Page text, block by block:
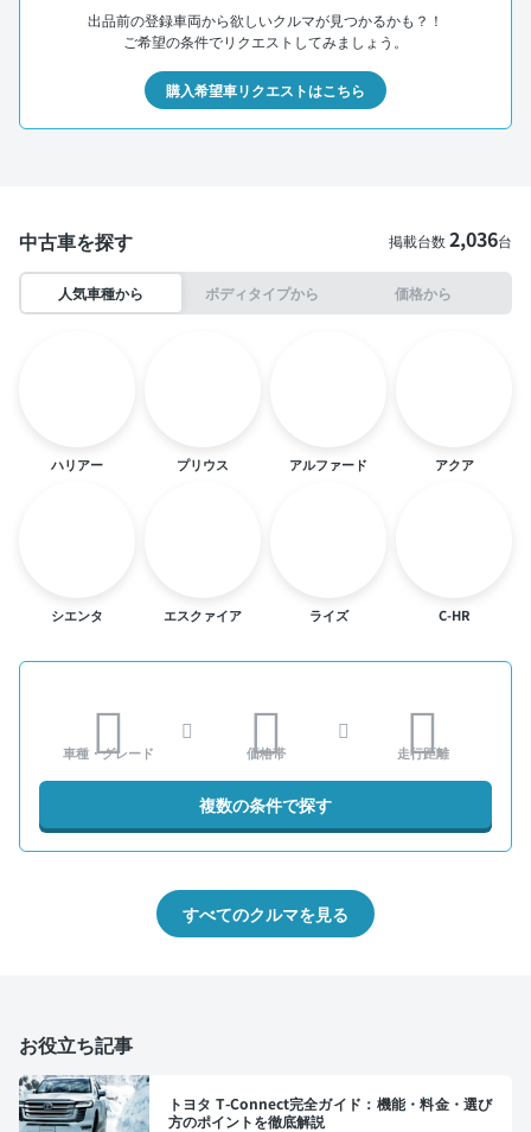
出品前の登録車両から欲しいクルマが見つかるかも？！
ご希望の条件でリクエストしてみましょう。
購入希望車リクエストはこちら
中古車を探す 掲載台数2,036台
人気車種から ボディタイプから 価格から
ハリアー プリウス アルファード アクア
シエンタ エスクァイア ライズ C-HR
車種・グレード 価格帯 走行距離
複数の条件で探す
すべてのクルマを見る
お役立ち記事
トヨタ T-Connect完全ガイド：機能・料金・選び
方のポイントを徹底解説